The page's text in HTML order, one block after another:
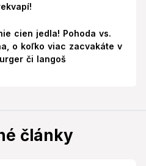
cien jedla! Pohoda vs.
o koľko viac zacvakáte v
či langoš
články